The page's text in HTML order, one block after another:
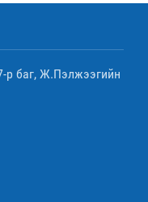
р баг, Ж.Пэлжээгийн